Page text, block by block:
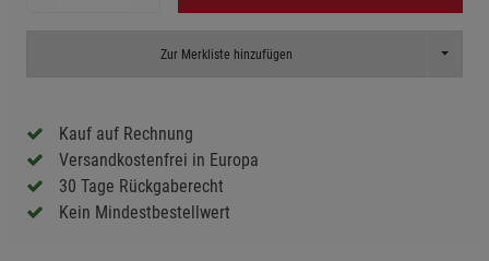
Zur Merkliste hinzufügen Toggle
Kauf auf Rechnung
Versandkostenfrei in Europa
30 Tage Rückgaberecht
Kein Mindestbestellwert